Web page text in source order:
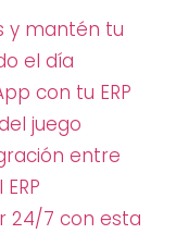
y mantén tu
el día
con tu ERP
juego
entre
24/7 con esta